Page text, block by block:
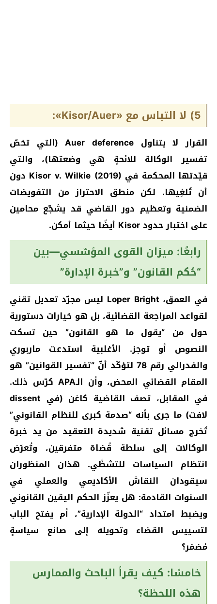
5) لا التباس مع «Kisor/Auer»:
القرار لا يتناول Auer deference (التي تخصّ
تفسير الوكالة للائحةٍ هي وضعتها)، والتي
قيّدتها المحكمة في Kisor v. Wilkie (2019) دون
أن تُلغِيها. لكن منطق الاحتراز من التفويضات
الضمنية وتعظيم دور القاضي قد يشجّع محامين
على اختبار حدود Kisor أيضًا حيثما أمكن.
رابعًا: ميزان القوى المؤسّسي—بين
“حُكم القانون” و”خبرة الإدارة”
في العمق، Loper Bright ليس مجرّد تعديل تقني
لقواعد المراجعة القضائية، بل هو خيارات دستورية
حول من “يقول ما هو القانون” حين تسكت
النصوص أو توجز. الأغلبية استدعت ماربوري
والفدرالي رقم 78 لتؤكّد أنّ “تفسير القوانين” هو
المقام القضائي المحض، وأن الـAPA كرّس ذلك.
في المقابل، تصف القاضية كاغن (في dissent
لافت) ما جرى بأنه “صدمة كبرى للنظام القانوني”
تُخرج مسائل تقنية شديدة التعقيد من يد خبرة
الوكالات إلى سلطة قُضاة متفرقين، وتُعرّض
انتظام السياسات للتشظّي. هذان المنظوران
سيقودان النقاش الأكاديمي والعملي في
السنوات القادمة: هل يعزّز الحكم اليقين القانوني
ويضبط امتداد “الدولة الإدارية”، أم يفتح الباب
لتسييس القضاء وتحويله إلى صانع سياسةٍ
مُضمَر؟
خامسًا: كيف يقرأ الباحث والممارس
هذه اللحظة؟